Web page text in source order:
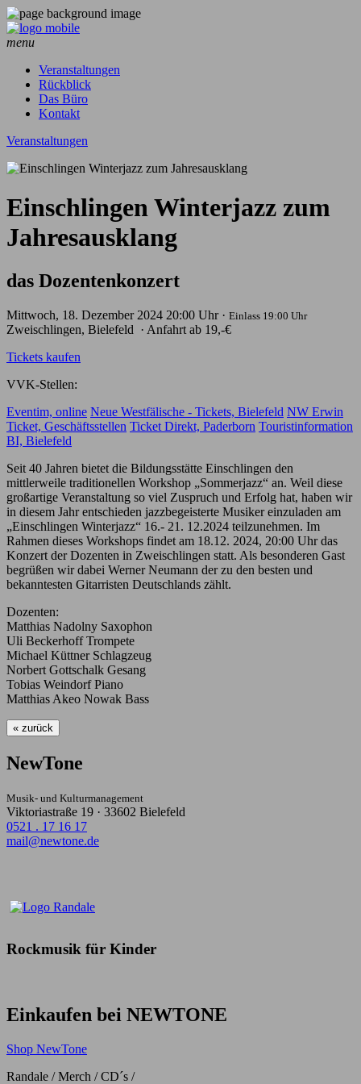
menu
Veranstaltungen
Rückblick
Das Büro
Kontakt
Veranstaltungen
Einschlingen Winterjazz zum
Jahresausklang
das Dozentenkonzert
Mittwoch, 18. Dezember 2024 20:00 Uhr · Einlass 19:00 Uhr
Zweischlingen, Bielefeld · Anfahrt ab 19,-€
Tickets kaufen
VVK-Stellen:
Eventim, online Neue Westfälische - Tickets, Bielefeld NW Erwin
Ticket, Geschäftsstellen Ticket Direkt, Paderborn Touristinformation
BI, Bielefeld
Seit 40 Jahren bietet die Bildungsstätte Einschlingen den
mittlerweile traditionellen Workshop „Sommerjazz“ an. Weil diese
großartige Veranstaltung so viel Zuspruch und Erfolg hat, haben wir
in diesem Jahr entschieden jazzbegeisterte Musiker einzuladen am
„Einschlingen Winterjazz“ 16.- 21. 12.2024 teilzunehmen. Im
Rahmen dieses Workshops findet am 18.12. 2024, 20:00 Uhr das
Konzert der Dozenten in Zweischlingen statt. Als besonderen Gast
begrüßen wir dabei Werner Neumann der zu den besten und
bekanntesten Gitarristen Deutschlands zählt.
Dozenten:
Matthias Nadolny Saxophon
Uli Beckerhoff Trompete
Michael Küttner Schlagzeug
Norbert Gottschalk Gesang
Tobias Weindorf Piano
Matthias Akeo Nowak Bass
« zurück
NewTone
Musik- und Kulturmanagement
Viktoriastraße 19 · 33602 Bielefeld
0521 . 17 16 17
mail@newtone.de
Rockmusik für Kinder
Einkaufen bei NEWTONE
Shop NewTone
Randale / Merch / CD´s /